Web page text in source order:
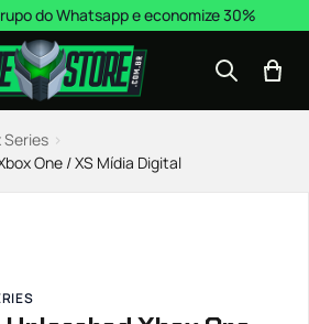
do Whatsapp e economize 30%
Series ›
One / XS Mídia Digital